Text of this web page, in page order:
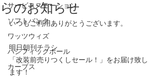
サービスステーション
ソフトバンク
ワッツウィズ
パシフィックボール
カーブス
らのお知らせ
いつもご利用ありがとうございます。
明日朝刊チラシ
「改装前売りつくしセール！」をお届け致し
ます！